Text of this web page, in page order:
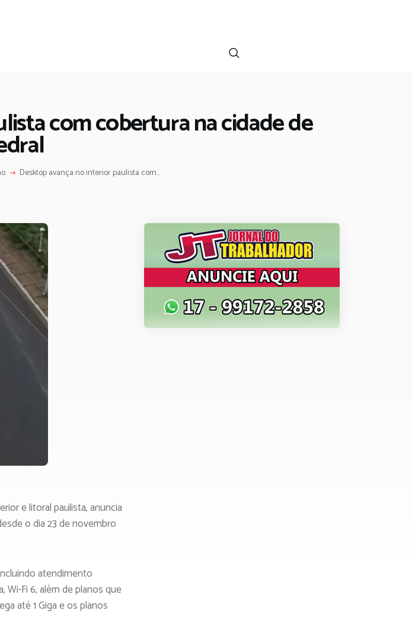
com cobertura na cidade de
Desktop avança no interior paulista com...
e litoral paulista, anuncia
o dia 23 de novembro
atendimento
Fi 6, além de planos que
até 1 Giga e os planos